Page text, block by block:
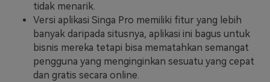
tidak menarik.
Versi aplikasi Singa Pro memiliki fitur yang lebih
banyak daripada situsnya, aplikasi ini bagus untuk
bisnis mereka tetapi bisa mematahkan semangat
pengguna yang menginginkan sesuatu yang cepat
dan gratis secara online.